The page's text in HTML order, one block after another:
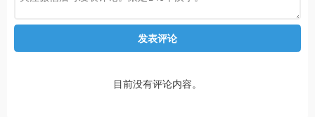
发表评论
目前没有评论内容。